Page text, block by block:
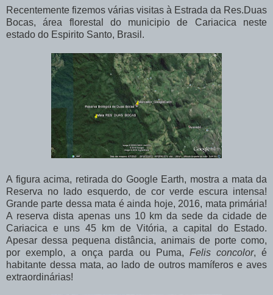
Recentemente fizemos várias visitas à Estrada da Res.Duas
Bocas, área florestal do municipio de Cariacica neste
estado do Espirito Santo, Brasil.
A figura acima, retirada do Google Earth, mostra a mata da
Reserva no lado esquerdo, de cor verde escura intensa!
Grande parte dessa mata é ainda hoje, 2016, mata primária!
A reserva dista apenas uns 10 km da sede da cidade de
Cariacica e uns 45 km de Vitória, a capital do Estado.
Apesar dessa pequena distância, animais de porte como,
por exemplo, a onça parda ou Puma, Felis concolor, é
habitante dessa mata, ao lado de outros mamíferos e aves
extraordinárias!